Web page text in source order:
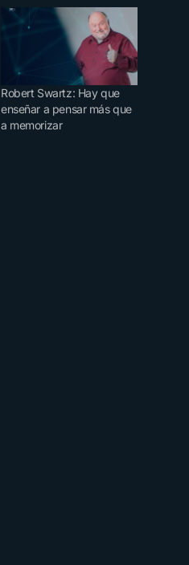
Robert Swartz: Hay que
enseñar a pensar más que
a memorizar